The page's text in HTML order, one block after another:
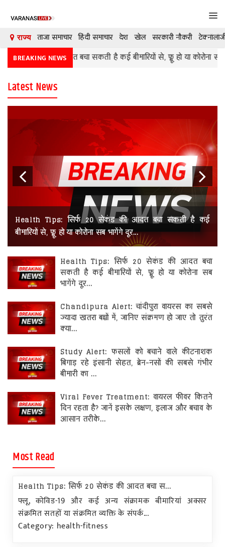
राज्य ताजा समाचार हिंदी समाचार देश खेल सरकारी नौकरी
दुनिया
मनोरंजन
क्रिकेट
टेक्नॉलॉजी
रोजगार
स्वास्थ्य
आदत बचा सकती है कई बीमारियों से, फ्लू हो या कोरोना सब भागेंगे दूर
BREAKING NEWS
Latest News
Health Tips: सिर्फ 20 सेकंड की आदत बचा सकती है कई
बीमारियों से, फ्लू हो या कोरोना सब भागेंगे दूर...
Next
Health Tips: सिर्फ 20 सेकंड की आदत बचा
सकती है कई बीमारियों से, फ्लू हो या कोरोना सब
भागेंगे दूर...
Chandipura Alert: चांदीपुरा वायरस का सबसे
ज्यादा खतरा बच्चों में, जानिए संक्रमण हो जाए तो तुरंत
क्या...
Study Alert: फसलों को बचाने वाले कीटनाशक
बिगाड़ रहे इंसानी सेहत, ब्रेन-नसों की सबसे गंभीर
बीमारी का ...
Viral Fever Treatment: वायरल फीवर कितने
दिन रहता है? जानें इसके लक्षण, इलाज और बचाव के
आसान तरीके...
Most Read
Health Tips: सिर्फ 20 सेकंड की आदत बचा स...
फ्लू, कोविड-19 और कई अन्य संक्रामक बीमारियां अक्सर
संक्रमित सतहों या संक्रमित व्यक्ति के संपर्क...
Category: health-fitness